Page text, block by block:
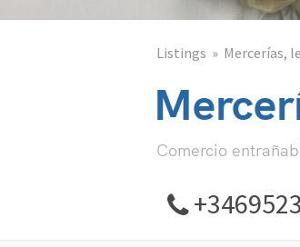
Listings Mercerías,
Comercio